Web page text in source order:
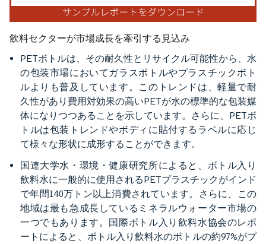
飲料セクターが市場成長を牽引する見込み
PETボトルは、その耐久性とリサイクル可能性から、水
の包装市場においてガラスボトルやプラスチックボト
ルよりも普及しています。このトレンドは、軽量で耐
久性があり費用対効果の高いPETが水の標準的な包装媒
体になりつつあることを示しています。さらに、PETボ
トルは包装トレンドやボディに貼付するラベルに応じ
て様々な形状に成形することができます。
国連大学水・環境・健康研究所によると、ボトル入り
飲料水に一般的に使用されるPETプラスチックがインド
で年間140万トン以上消費されています。さらに、この
地域は最も急成長しているミネラルウォーター市場の
一つでもあります。国際ボトル入り飲料水協会のレポ
ートによると、ボトル入り飲料水のボトルの約97%がプ